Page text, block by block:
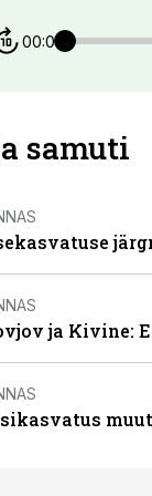
00:00
samuti
ja Kivine: